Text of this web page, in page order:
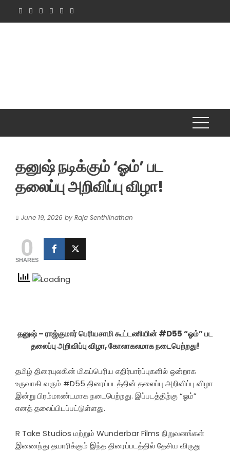
தனுஷ் நடிக்கும் ‘ஓம்’ பட
தலைப்பு அறிவிப்பு விழா!
June 19, 2026 by Raja Senthilnathan
0
SHARES
தனுஷ் – ராஜ்குமார் பெரியசாமி கூட்டணியின் #D55 “ஓம்” பட
தலைப்பு அறிவிப்பு விழா, கோலாகலமாக நடைபெற்றது!
தமிழ் திரையுலகின் மிகப்பெரிய எதிர்பார்ப்புகளில் ஒன்றாக
உருவாகி வரும் #D55 திரைப்படத்தின் தலைப்பு அறிவிப்பு விழா
இன்று பிரம்மாண்டமாக நடைபெற்றது. இப்படத்திற்கு “ஓம்”
எனத் தலைப்பிடப்பட்டுள்ளது.
R Take Studios மற்றும் Wunderbar Films நிறுவனங்கள்
இணைந்து தயாரிக்கும் இந்த திரைப்படத்தில் தேசிய விருது